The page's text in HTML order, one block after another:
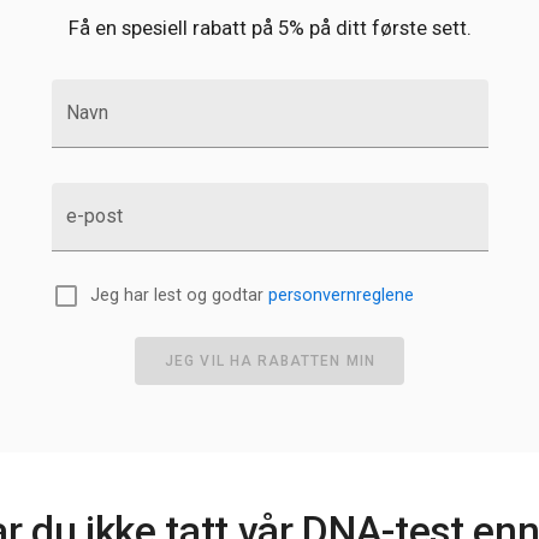
Få en spesiell rabatt på 5% på ditt første sett.
Navn
e-post
Jeg har lest og godtar personvernreglene
JEG VIL HA RABATTEN MIN